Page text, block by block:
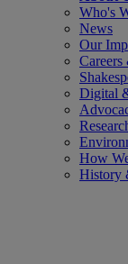
Who's
News
Our
Digital
How
History